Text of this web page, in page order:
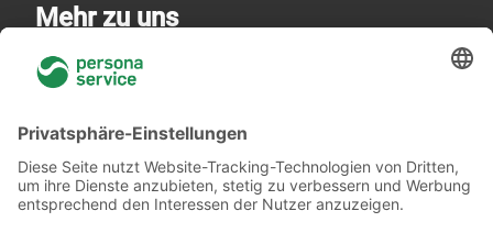
Mehr zu uns
Über uns
Akademie